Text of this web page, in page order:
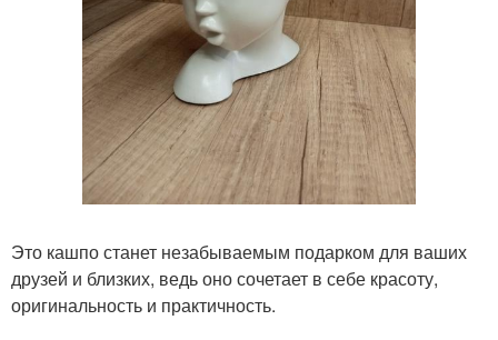
Это кашпо станет незабываемым подарком для ваших
друзей и близких, ведь оно сочетает в себе красоту,
оригинальность и практичность.